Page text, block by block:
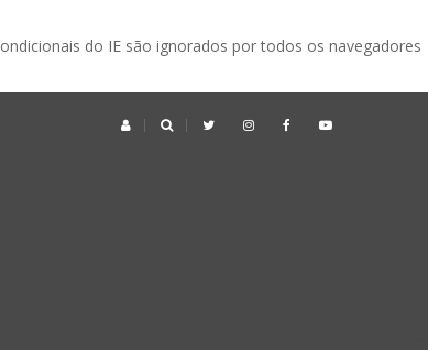
do IE são ignorados por todos os navegadores
o que é, quando acontece e vale a pena visitar?